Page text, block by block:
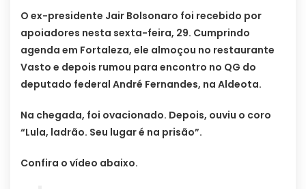
O ex-presidente Jair Bolsonaro foi recebido por
apoiadores nesta sexta-feira, 29. Cumprindo
agenda em Fortaleza, ele almoçou no restaurante
Vasto e depois rumou para encontro no QG do
deputado federal André Fernandes, na Aldeota.
Na chegada, foi ovacionado. Depois, ouviu o coro
“Lula, ladrão. Seu lugar é na prisão”.
Confira o vídeo abaixo.